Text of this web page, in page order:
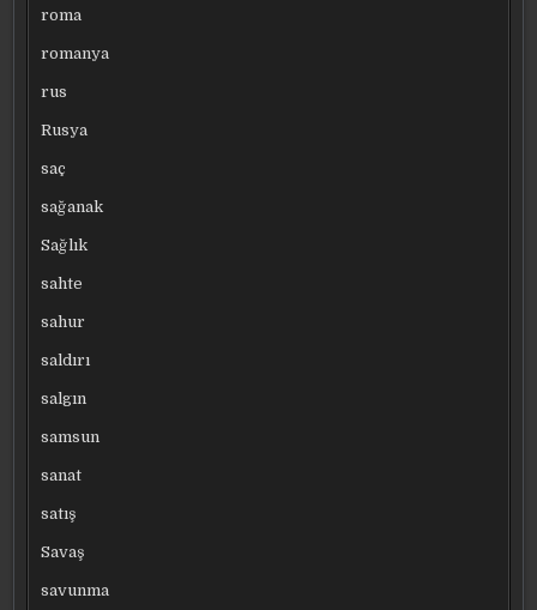
roma
romanya
rus
Rusya
saç
sağanak
Sağlık
sahte
sahur
saldırı
salgın
samsun
sanat
satış
Savaş
savunma